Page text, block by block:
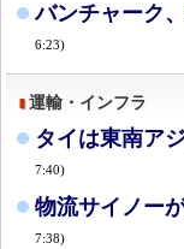
バンチャーク
6:23)
運輸・インフラ
タイは東南ア
7:40)
物流サイノー
7:38)